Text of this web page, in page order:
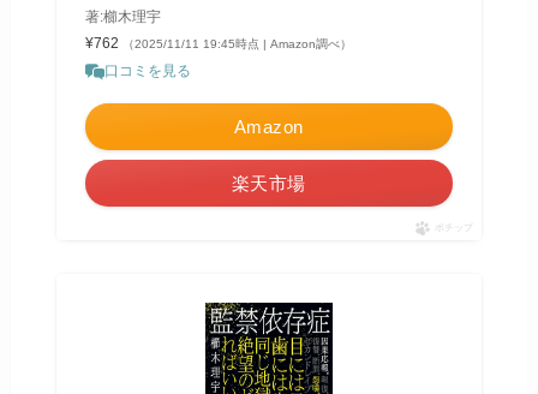
著:櫛木理宇
¥762
（2025/11/11 19:45時点 | Amazon調べ）
口コミを見る
Amazon
楽天市場
ポチップ